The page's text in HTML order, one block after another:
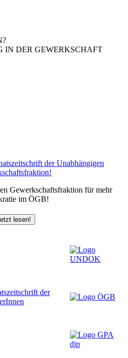
IN DER GEWERKSCHAFT
Gewerkschaftsfraktion für mehr
im ÖGB!
lesen!